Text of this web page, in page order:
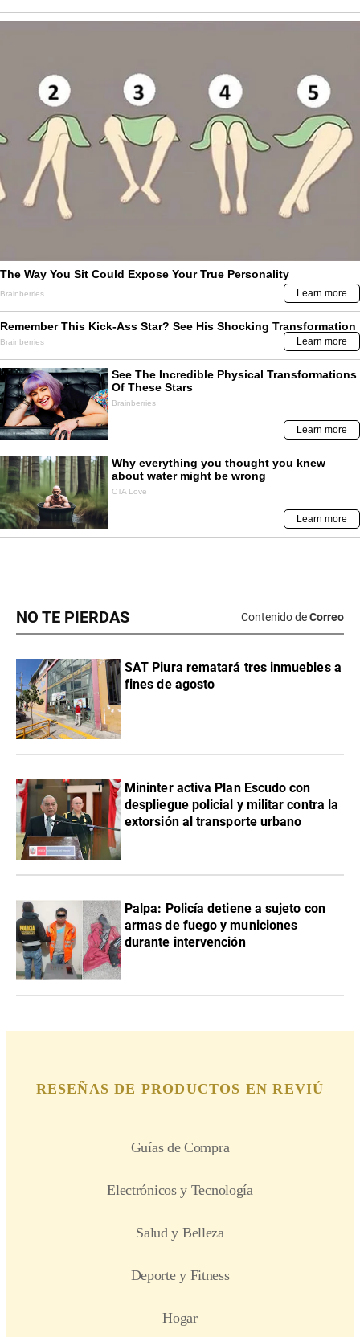
NO TE PIERDAS Contenido deCorreo
SAT Piura rematará tres inmuebles a
fines de agosto
Mininter activa Plan Escudo con
despliegue policial y militar contra la
extorsión al transporte urbano
Palpa: Policía detiene a sujeto con
armas de fuego y municiones
durante intervención